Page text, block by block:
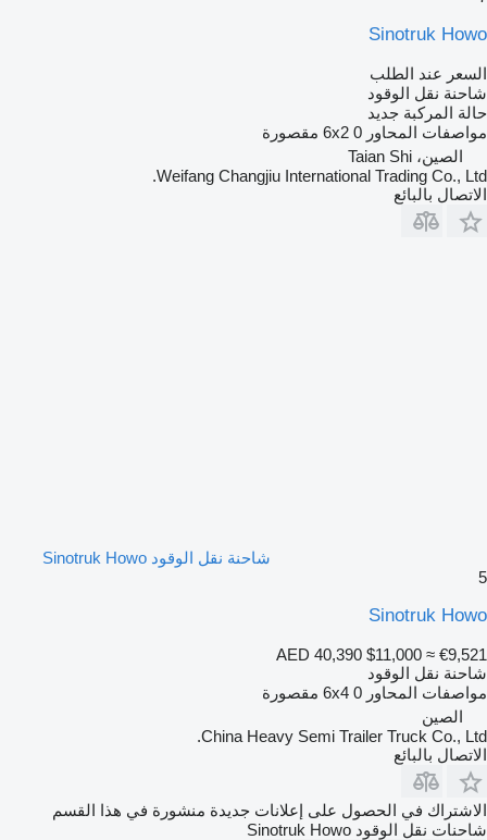
Sinotruk Howo
السعر عند الطلب
شاحنة نقل الوقود
حالة المركبة جديد
مواصفات المحاور
6x2 0 مقصورة
الصين، Taian Shi
Weifang Changjiu International Trading Co., Ltd.
الاتصال بالبائع
شاحنة نقل الوقود Sinotruk Howo
5
Sinotruk Howo
AED 40,390 $11,000 ≈ €9,521
شاحنة نقل الوقود
مواصفات المحاور
6x4 0 مقصورة
الصين
China Heavy Semi Trailer Truck Co., Ltd.
الاتصال بالبائع
الاشتراك في الحصول على إعلانات جديدة منشورة في هذا القسم
شاحنات نقل الوقود Sinotruk Howo